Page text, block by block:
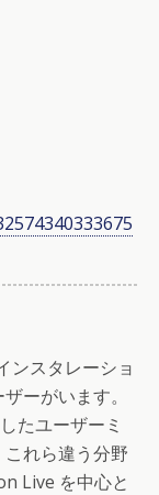
ンスタレーショ
ーがいます。
たユーザーミ
れら違う分野
Live を中心と